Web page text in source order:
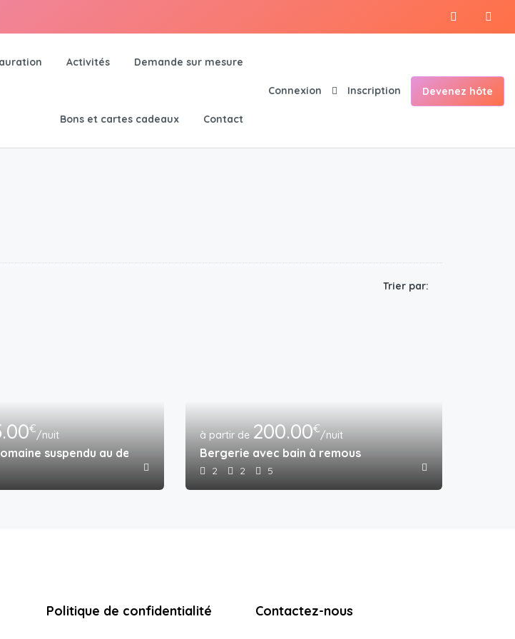
Activités Demande sur mesure
Bons et cartes cadeaux Contact
Connexion Inscription Devenez hôte
Trier par:
€/nuit
suspendu au dessus de la mer
200.00€/nuit
Bergerie avec bain à remous
2 2 5
Politique de confidentialité Contactez-nous